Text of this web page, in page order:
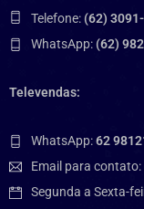
Telefone: (62)
WhatsApp: (62)
Televendas:
WhatsApp:62
Email para contato:
Segunda a Sexta-